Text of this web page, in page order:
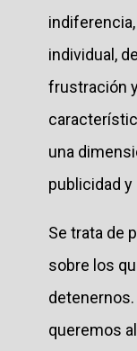
individual,
frustración
una
publicidad
Se trata de
sobre los
detenernos.
queremos